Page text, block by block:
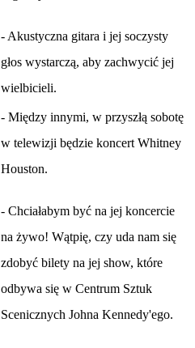
- Akustyczna gitara i jej soczysty
głos wystarczą, aby zachwycić jej
wielbicieli.
- Między innymi, w przyszłą sobotę
w telewizji będzie koncert Whitney
Houston.
- Chciałabym być na jej koncercie
na żywo! Wątpię, czy uda nam się
zdobyć bilety na jej show, które
odbywa się w Centrum Sztuk
Scenicznych Johna Kennedy'ego.